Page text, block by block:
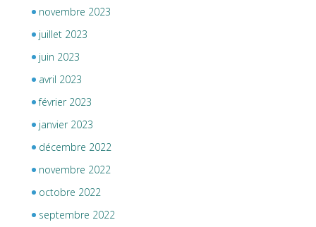
novembre 2023
juillet 2023
juin 2023
avril 2023
février 2023
janvier 2023
décembre 2022
novembre 2022
octobre 2022
septembre 2022